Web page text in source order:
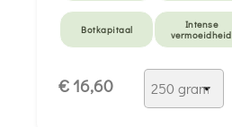
Botkapitaal
Intense
vermoeidheid
€ 16,60